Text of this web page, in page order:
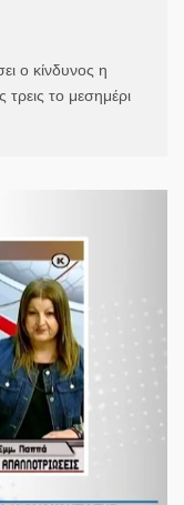
ο κίνδυνος η
το μεσημέρι